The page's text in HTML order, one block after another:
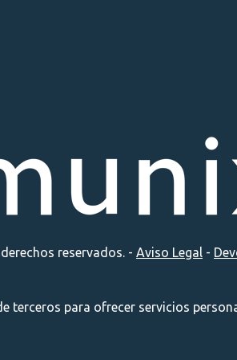
reservados. - Aviso Legal -
terceros para ofrecer servicios